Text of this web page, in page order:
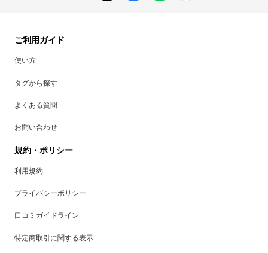
ご利用ガイド
使い方
タグから探す
よくある質問
お問い合わせ
規約・ポリシー
利用規約
プライバシーポリシー
口コミガイドライン
特定商取引に関する表示